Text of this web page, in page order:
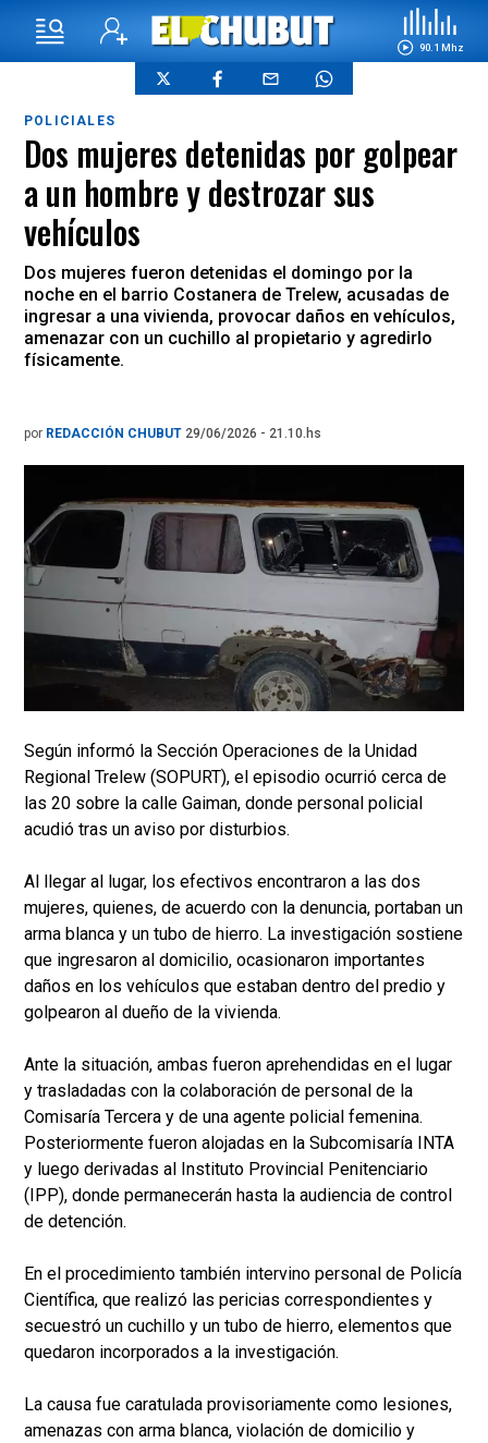
90.1 Mhz
POLICIALES
Dos mujeres detenidas por golpear
a un hombre y destrozar sus
vehículos
Dos mujeres fueron detenidas el domingo por la
noche en el barrio Costanera de Trelew, acusadas de
ingresar a una vivienda, provocar daños en vehículos,
amenazar con un cuchillo al propietario y agredirlo
físicamente.
por REDACCIÓN CHUBUT 29/06/2026 - 21.10.hs
Según informó la Sección Operaciones de la Unidad
Regional Trelew (SOPURT), el episodio ocurrió cerca de
las 20 sobre la calle Gaiman, donde personal policial
acudió tras un aviso por disturbios.
Al llegar al lugar, los efectivos encontraron a las dos
mujeres, quienes, de acuerdo con la denuncia, portaban un
arma blanca y un tubo de hierro. La investigación sostiene
que ingresaron al domicilio, ocasionaron importantes
daños en los vehículos que estaban dentro del predio y
golpearon al dueño de la vivienda.
Ante la situación, ambas fueron aprehendidas en el lugar
y trasladadas con la colaboración de personal de la
Comisaría Tercera y de una agente policial femenina.
Posteriormente fueron alojadas en la Subcomisaría INTA
y luego derivadas al Instituto Provincial Penitenciario
(IPP), donde permanecerán hasta la audiencia de control
de detención.
En el procedimiento también intervino personal de Policía
Científica, que realizó las pericias correspondientes y
secuestró un cuchillo y un tubo de hierro, elementos que
quedaron incorporados a la investigación.
La causa fue caratulada provisoriamente como lesiones,
amenazas con arma blanca, violación de domicilio y